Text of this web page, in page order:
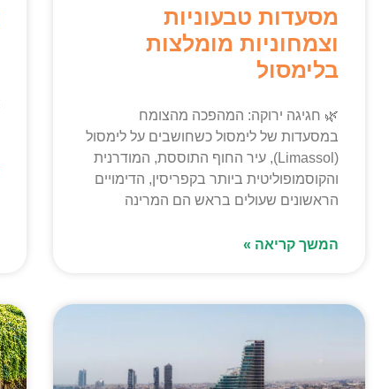
מסעדות טבעוניות
וצמחוניות מומלצות
בלימסול
🌿 חגיגה ירוקה: המהפכה מהצומח
במסעדות של לימסול כשחושבים על לימסול
(Limassol), עיר החוף התוססת, המודרנית
והקוסמופוליטית ביותר בקפריסין, הדימויים
הראשונים שעולים בראש הם המרינה
המשך קריאה »